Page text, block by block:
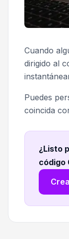
Cuando
dirigido al
Puedes
coincida
¿Listo
código